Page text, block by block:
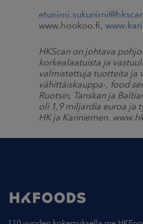
www.hookoo.fi,
HKScan on johtava
korkealaatuista ja
valmistettuja tuotteita ja
vähittäiskauppa-, food
Ruotsin, Tanskan ja
oli 1,9 miljardia euroa ja
HK ja Kariniemen.